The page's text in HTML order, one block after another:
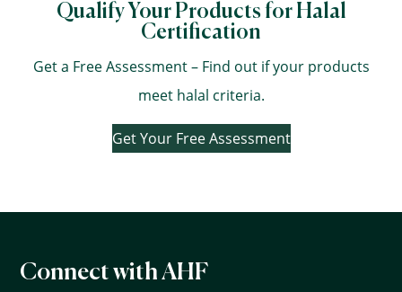
Qualify Your Products for Halal
Certification
Get a Free Assessment – Find out if your products
meet halal criteria.
Get Your Free Assessment
Connect with AHF